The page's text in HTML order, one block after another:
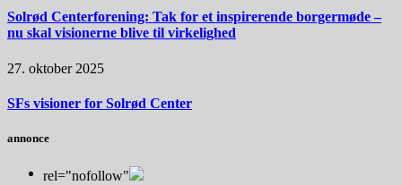
Solrød Centerforening: Tak for et inspirerende borgermøde –
nu skal visionerne blive til virkelighed
27. oktober 2025
SFs visioner for Solrød Center
annonce
rel="nofollow"